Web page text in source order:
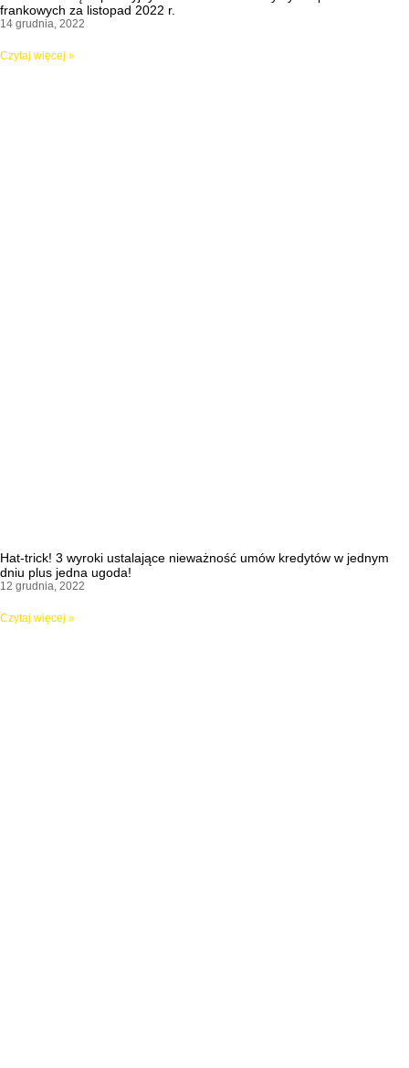
frankowych za listopad 2022 r.
14 grudnia, 2022
Czytaj więcej »
Hat-trick! 3 wyroki ustalające nieważność umów kredytów w jednym
dniu plus jedna ugoda!
12 grudnia, 2022
Czytaj więcej »